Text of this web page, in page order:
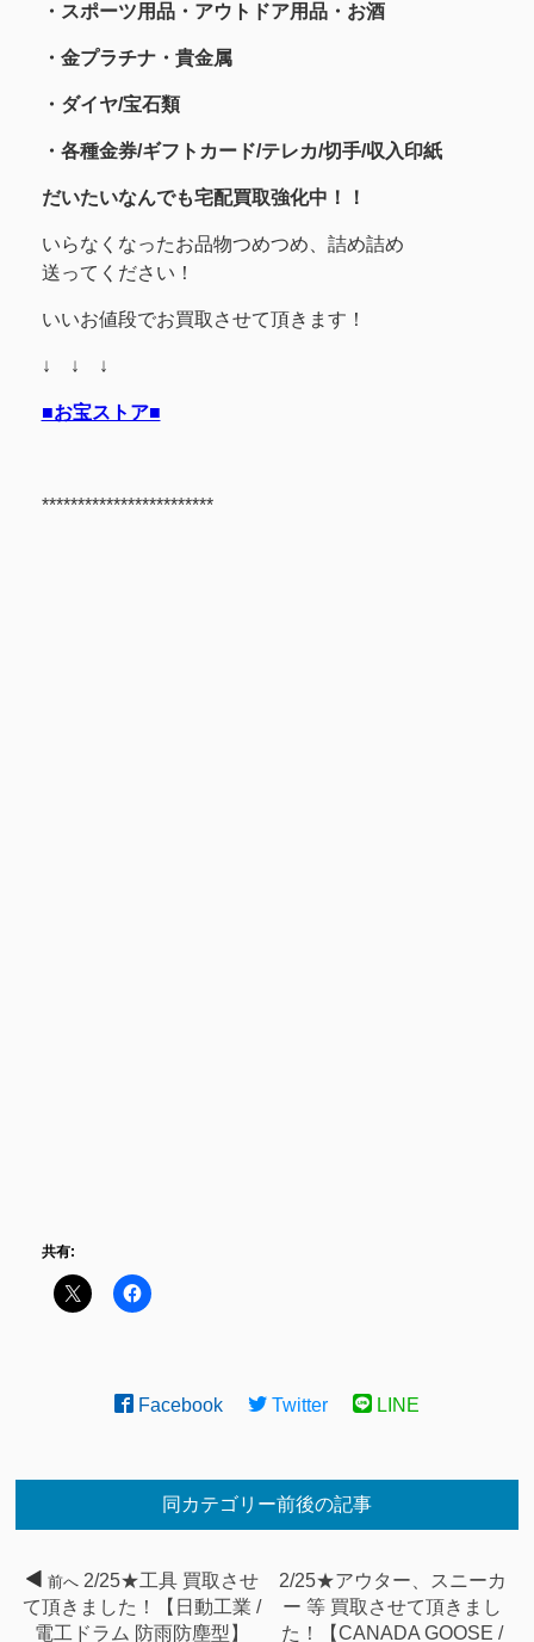
・スポーツ用品・アウトドア用品・お酒
・金プラチナ・貴金属
・ ダイヤ/宝石類
・各種金券/ギフトカード/テレカ/切手/収入印紙
だいたいなんでも宅配買取強化中！！
いらなくなったお品物つめつめ、詰め詰め
送ってください！
いいお値段でお買取させて頂きます！
↓ ↓ ↓
■お宝ストア■
************************
共有:
Facebook Twitter LINE
同カテゴリー前後の記事
前へ 2/25★工具 買取させ
て頂きました！【日動工業 /
電工ドラム 防雨防塵型】
2/25★アウター、スニーカ
ー 等 買取させて頂きまし
た！【CANADA GOOSE /